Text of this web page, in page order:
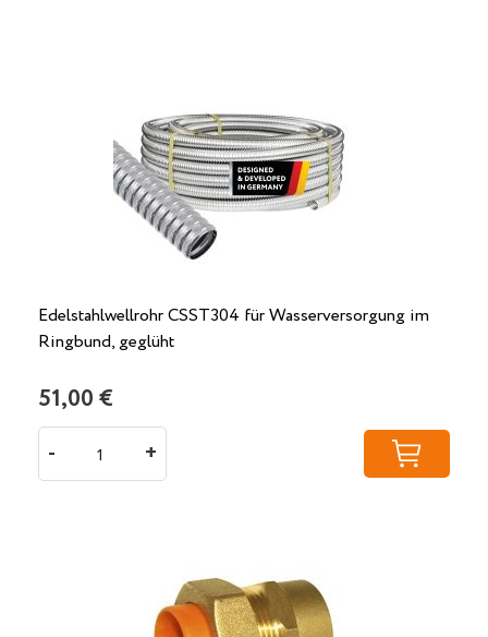
Edelstahlwellrohr CSST304 für Wasserversorgung im
Ringbund, geglüht
51,00 €
- +